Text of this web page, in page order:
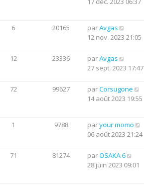
6 20165 parAvgas
12 nov. 2023 21:05
12 23336 parAvgas
27 sept. 2023 17:47
72 99627 parCorsugone
14 août 2023 19:55
1 9788 paryour momo
06 août 2023 21:24
71 81274 parOSAKA 6
28 juin 2023 09:01